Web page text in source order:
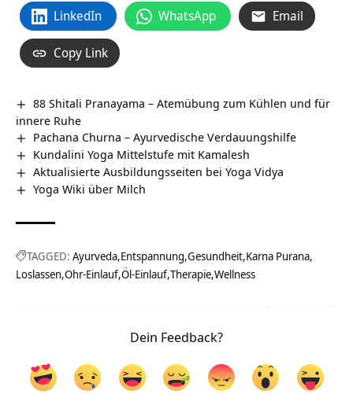
LinkedIn WhatsApp Email
Copy Link
88 Shitali Pranayama – Atemübung zum Kühlen und für
innere Ruhe
Pachana Churna – Ayurvedische Verdauungshilfe
Kundalini Yoga Mittelstufe mit Kamalesh
Aktualisierte Ausbildungsseiten bei Yoga Vidya
Yoga Wiki über Milch
TAGGED: Ayurveda Entspannung Gesundheit Karna Purana
Loslassen Ohr-Einlauf Öl-Einlauf Therapie Wellness
Dein Feedback?